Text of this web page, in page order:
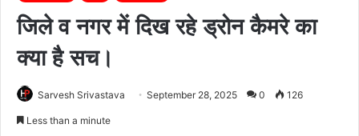
जिले व नगर में दिख रहे ड्रोन कैमरे का
क्या है सच।
Sarvesh Srivastava September 28, 2025 0 126
Less than a minute